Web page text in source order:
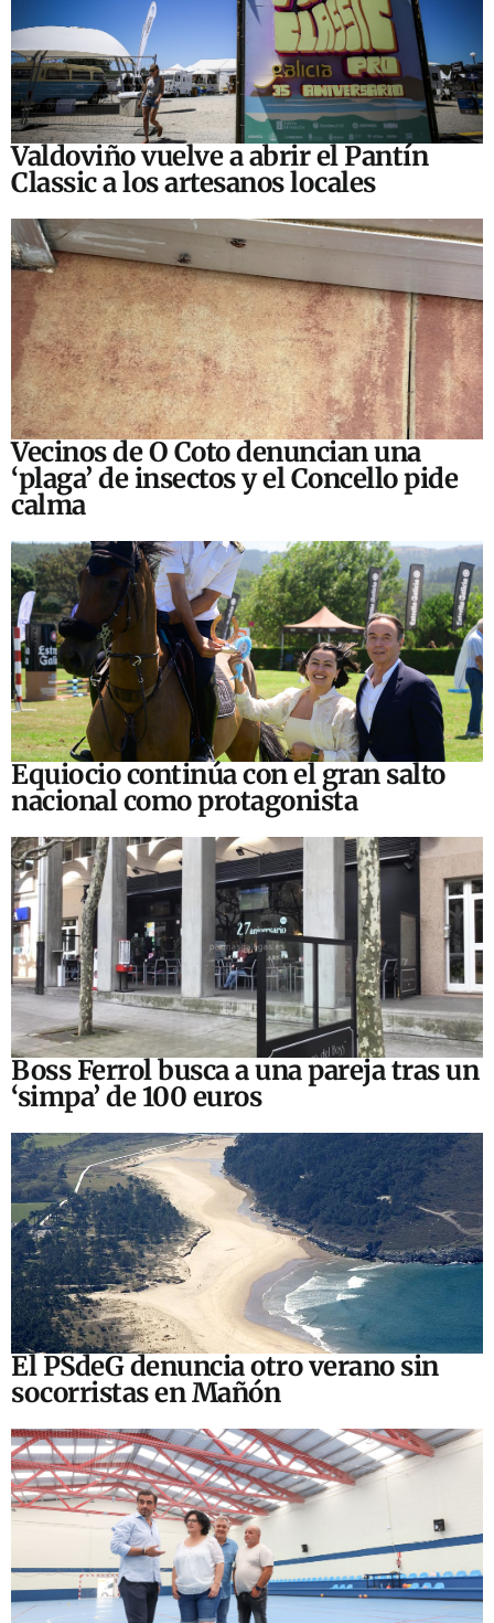
Valdoviño vuelve a abrir el Pantín
Classic a los artesanos locales
Vecinos de O Coto denuncian una
‘plaga’ de insectos y el Concello pide
calma
Equiocio continúa con el gran salto
nacional como protagonista
Boss Ferrol busca a una pareja tras un
‘simpa’ de 100 euros
El PSdeG denuncia otro verano sin
socorristas en Mañón